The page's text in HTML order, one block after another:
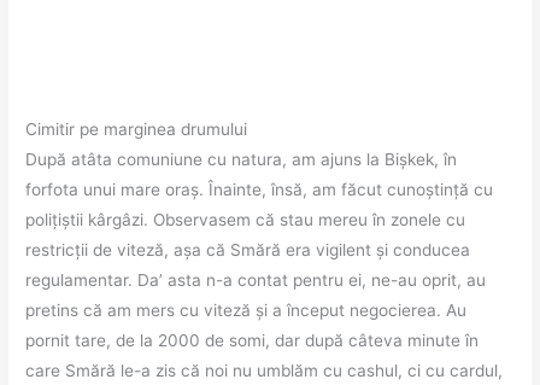
Cimitir pe marginea drumului
După atâta comuniune cu natura, am ajuns la Bișkek, în
forfota unui mare oraș. Înainte, însă, am făcut cunoștință cu
polițiștii kârgâzi. Observasem că stau mereu în zonele cu
restricții de viteză, așa că Smără era vigilent și conducea
regulamentar. Da’ asta n-a contat pentru ei, ne-au oprit, au
pretins că am mers cu viteză și a început negocierea. Au
pornit tare, de la 2000 de somi, dar după câteva minute în
care Smără le-a zis că noi nu umblăm cu cashul, ci cu cardul,